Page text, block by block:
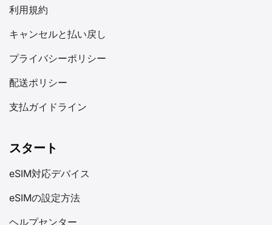
利用規約
キャンセルと払い戻し
プライバシーポリシー
配送ポリシー
支払ガイドライン
スタート
eSIM対応デバイス
eSIMの設定方法
ヘルプセンター